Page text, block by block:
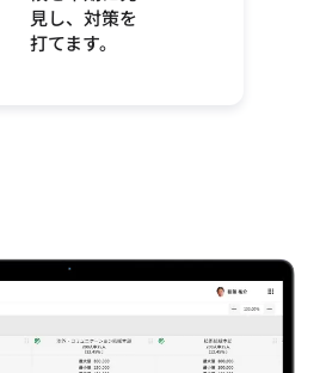
見し、対策を
打てます。